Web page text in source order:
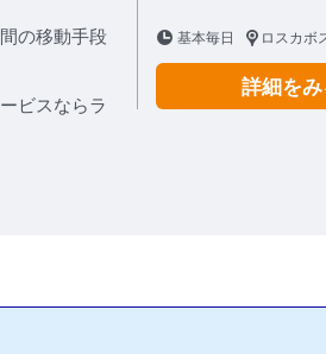
の移動手段
ビスならラ
基本毎日 ロスカボ
詳細を